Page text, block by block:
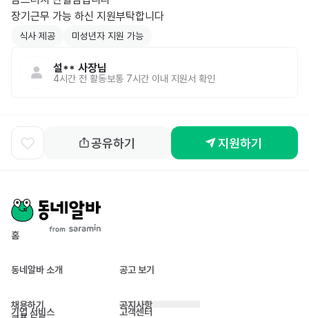
장기근무 가능 하신 지원부탁합니다
식사 제공 미성년자 지원 가능
설** 사장님
4시간 전 활동보통 7시간 이내 지원서 확인
공유하기 지원하기
홈
동네알바 소개 공고 보기
채용하기
기업 서비스
공지사항
고객센터